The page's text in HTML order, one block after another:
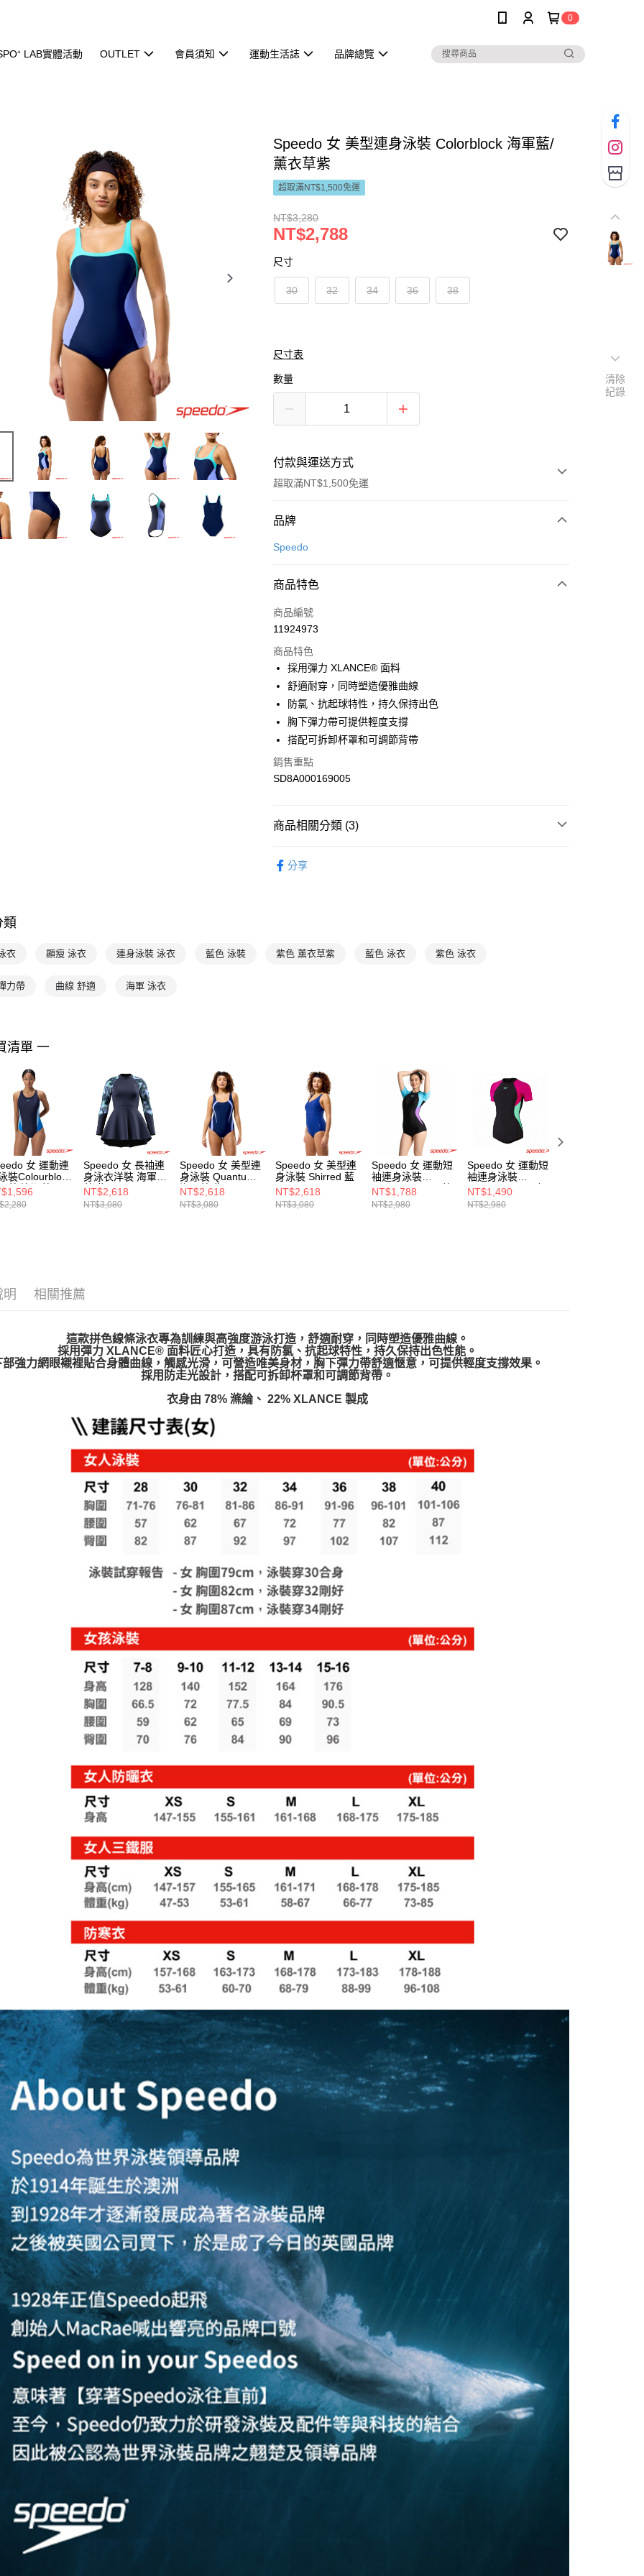
0
LAB實體活動 OUTLET 會員須知 運動生活誌 品牌總覽
Speedo 女 美型連身泳裝 Colorblock 海軍藍/
薰衣草紫
超取滿NT$1,500免運
NT$3,280
NT$2,788
尺寸
30 32 34 36 38
尺寸表
數量
付款與運送方式
超取滿NT$1,500免運
付款方式
信用卡一次付款
悠遊付
運送方式
7-11取貨(快速到店)
每筆NT$100，滿NT$1,500(含以上)免運費
宅配-本島
每筆NT$100，滿NT$1,500(含以上)免運費
品牌
Speedo
商品特色
商品編號
11924973
商品特色
採用彈力 XLANCE® 面料
舒適耐穿，同時塑造優雅曲線
防氯、抗起球特性，持久保持出色
胸下彈力帶可提供輕度支撐
搭配可拆卸杯罩和可調節背帶
銷售重點
SD8A000169005
商品相關分類 (3)
分享
類
衣 顯瘦 泳衣 連身泳裝 泳衣 藍色 泳裝 紫色 薰衣草紫 藍色 泳衣 紫色 泳衣
力帶 曲線 舒適 海軍 泳衣
清單 一
女 運動連
裝Colourblock
藍/潟湖藍
Speedo 女 長袖連
身泳衣洋裝 海軍
藍/紫
NT$2,618
NT$3,080
Speedo 女 美型連
身泳裝 Quantum
海軍藍/紫
NT$2,618
NT$3,080
Speedo 女 美型連
身泳裝 Shirred 藍
NT$2,618
NT$3,080
Speedo 女 運動短
袖連身泳裝
Colourblock 黑/藍/
紫
NT$1,788
NT$2,980
Speedo 女 運動短
袖連身泳裝
Colourblock 黑/粉
紫/綠
NT$1,490
NT$2,980
明 相關推薦
這款拼色線條泳衣專為訓練與高強度游泳打造，舒適耐穿，同時塑造優雅曲線。
採用彈力 XLANCE® 面料匠心打造，具有防氯、抗起球特性，持久保持出色性能。
部強力網眼襯裡貼合身體曲線，觸感光滑，可營造唯美身材，胸下彈力帶舒適愜意，可提供輕度支撐效果。
採用防走光設計，搭配可拆卸杯罩和可調節背帶。
衣身由 78% 滌綸、 22% XLANCE 製成
清除
紀錄